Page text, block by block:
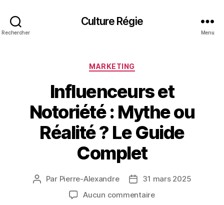
Rechercher
Culture Régie
Menu
Catégories
MARKETING
Influenceurs et
Notoriété : Mythe ou
Réalité ? Le Guide
Complet
Auteur
Par Pierre-Alexandre
Date31 mars 2025
Aucun commentairesur